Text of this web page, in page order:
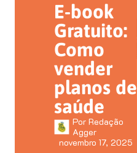
E-book
Gratuito:
Como
vender
planos de
saúde
Por Redação
Agger
novembro 17, 2025